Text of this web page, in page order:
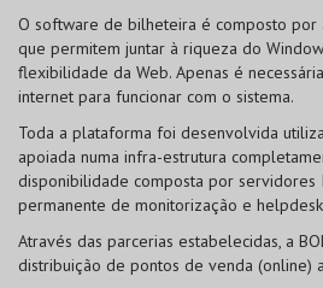
O software de bilheteira é composto por
que permitem juntar à riqueza do
flexibilidade da Web. Apenas é
internet para funcionar com o sistema.
Toda a plataforma foi desenvolvida
apoiada numa infra-estrutura
disponibilidade composta por servidores
permanente de monitorização e
Através das parcerias estabelecidas, a
distribuição de pontos de venda (online)